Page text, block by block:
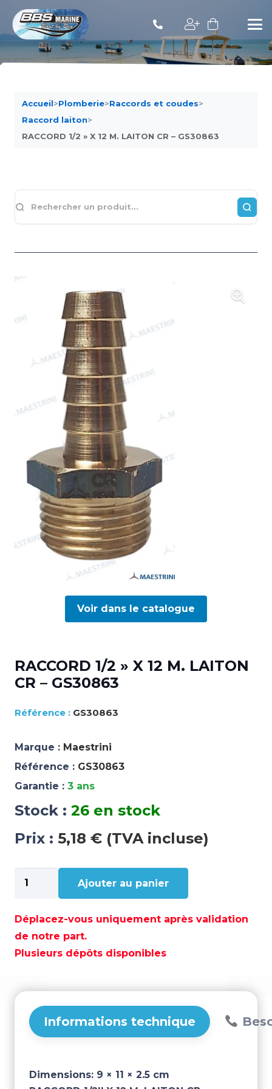
Accueil>Plomberie>Raccords et coudes>
Raccord laiton>
RACCORD 1/2 » X 12 M. LAITON CR – GS30863
Voir dans le catalogue
RACCORD 1/2 » X 12 M. LAITON
CR – GS30863
GS30863
Marque : Maestrini
Référence : GS30863
Garantie : 3 ans
Stock : 26 en stock
Prix : 5,18 € (TVA incluse)
quantité
de
1/2''
X
12
CR
GS30863
Ajouter au panier
Déplacez-vous uniquement après validation
de notre part.
Plusieurs dépôts disponibles
Informations technique
Dimensions: 9 × 11 × 2.5 cm